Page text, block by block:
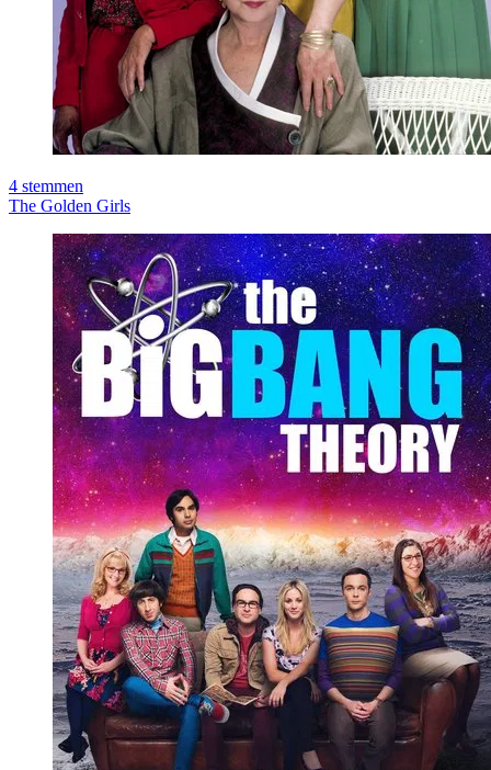
4 stemmen
The Golden Girls